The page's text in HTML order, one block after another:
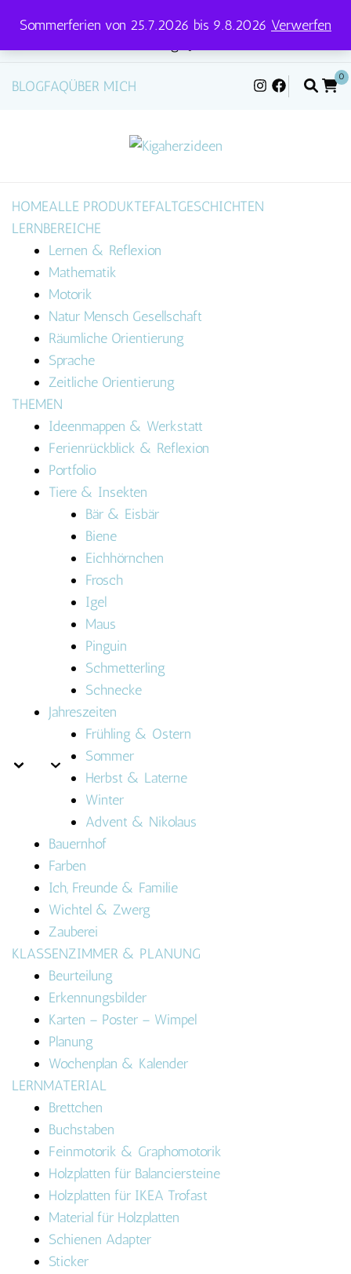
Sommerferien von 25.7.2026 bis 9.8.2026 Verwerfen
💌📦 Versandtage für Pakete und Briefe: Mittwoch &
BLOGFAQÜBER MICH
0
HOMEALLE PRODUKTEFALTGESCHICHTEN
LERNBEREICHE
Lernen & Reflexion
Mathematik
Motorik
Natur Mensch Gesellschaft
Räumliche Orientierung
Sprache
Zeitliche Orientierung
THEMEN
Ideenmappen & Werkstatt
Ferienrückblick & Reflexion
Portfolio
Tiere & Insekten
Bär & Eisbär
Biene
Eichhörnchen
Frosch
Igel
Maus
Pinguin
Schmetterling
Schnecke
Jahreszeiten
Frühling & Ostern
Sommer
Herbst & Laterne
Winter
Advent & Nikolaus
Bauernhof
Farben
Ich, Freunde & Familie
Wichtel & Zwerg
Zauberei
KLASSENZIMMER & PLANUNG
Beurteilung
Erkennungsbilder
Karten – Poster – Wimpel
Planung
Wochenplan & Kalender
LERNMATERIAL
Brettchen
Buchstaben
Feinmotorik & Graphomotorik
Holzplatten für Balanciersteine
Holzplatten für IKEA Trofast
Material für Holzplatten
Schienen Adapter
Sticker